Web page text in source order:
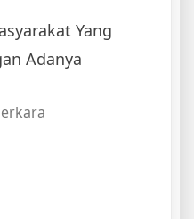
Yang
Adanya